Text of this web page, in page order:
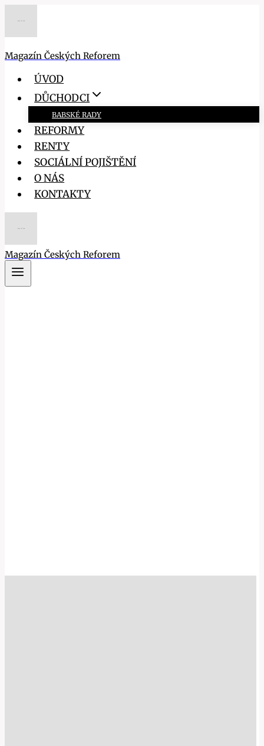
Magazín Českých Reforem
ÚVOD
DŮCHODCI
BABSKÉ RADY
REFORMY
RENTY
SOCIÁLNÍ POJIŠTĚNÍ
O NÁS
KONTAKTY
Magazín Českých Reforem